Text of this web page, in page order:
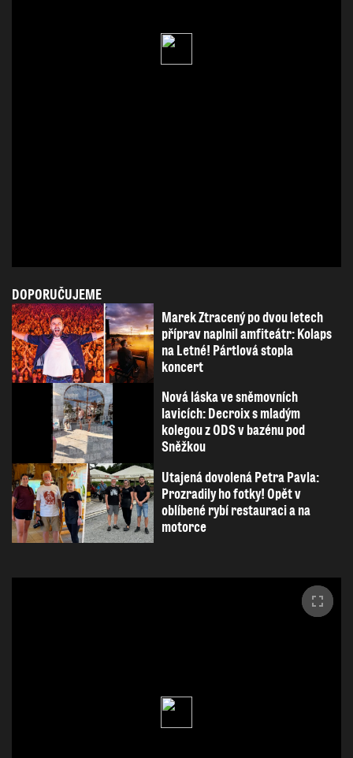
DOPORUČUJEME
Marek Ztracený po dvou letech
příprav naplnil amfiteátr: Kolaps
na Letné! Pártlová stopla
koncert
Nová láska ve sněmovních
lavicích: Decroix s mladým
kolegou z ODS v bazénu pod
Sněžkou
Utajená dovolená Petra Pavla:
Prozradily ho fotky! Opět v
oblíbené rybí restauraci a na
motorce